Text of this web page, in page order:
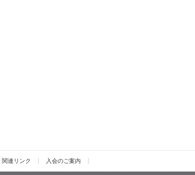
関連リンク 入会のご案内